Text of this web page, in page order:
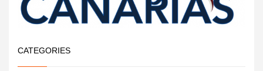
CATEGORIES